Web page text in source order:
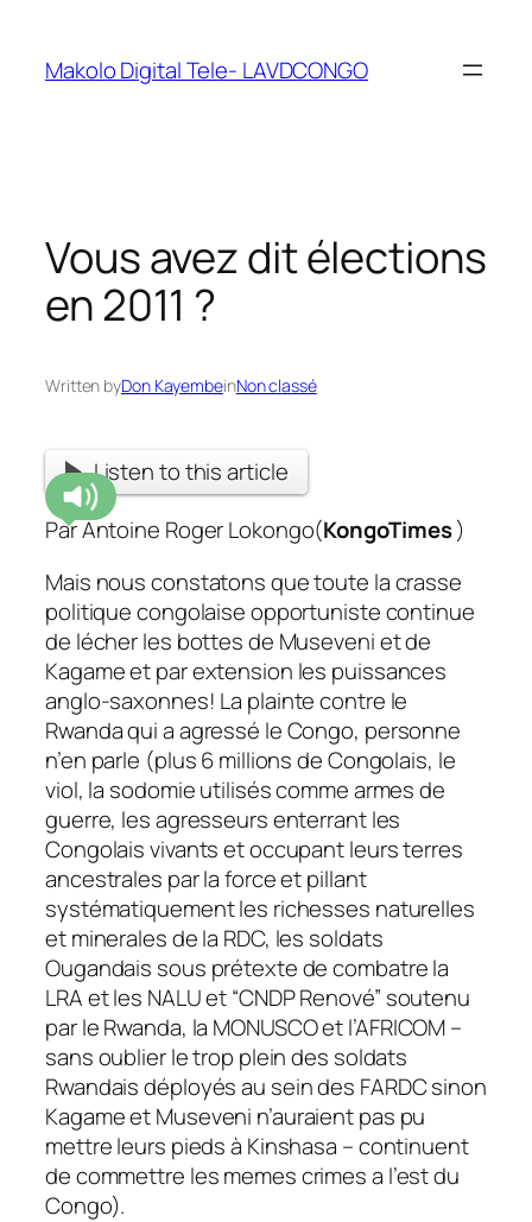
Makolo Digital Tele- LAVDCONGO
Vous avez dit élections
en 2011 ?
Written byDon KayembeinNon classé
Listen to this article
Par Antoine Roger Lokongo(KongoTimes)
Mais nous constatons que toute la crasse
politique congolaise opportuniste continue
de lécher les bottes de Museveni et de
Kagame et par extension les puissances
anglo-saxonnes! La plainte contre le
Rwanda qui a agressé le Congo, personne
n’en parle (plus 6 millions de Congolais, le
viol, la sodomie utilisés comme armes de
guerre, les agresseurs enterrant les
Congolais vivants et occupant leurs terres
ancestrales par la force et pillant
systématiquement les richesses naturelles
et minerales de la RDC, les soldats
Ougandais sous prétexte de combatre la
LRA et les NALU et “CNDP Renové” soutenu
par le Rwanda, la MONUSCO et l’AFRICOM –
sans oublier le trop plein des soldats
Rwandais déployés au sein des FARDC sinon
Kagame et Museveni n’auraient pas pu
mettre leurs pieds à Kinshasa – continuent
de commettre les memes crimes a l’est du
Congo).